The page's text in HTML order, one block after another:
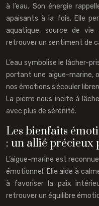
à l’eau. Son énergie
apaisants à la fois. Elle
aquatique, source de
retrouver un sentiment de
L’eau symbolise le lâcher-
portant une aigue-marine,
nos émotions s’écouler
La pierre nous incite à
avec plus de sérénité.
Les bienfaits
: un allié précieux
L’aigue-marine est
émotionnel. Elle aide à
à favoriser la paix
retrouver un équilibre